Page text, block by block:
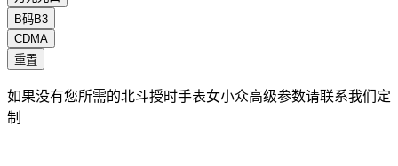
B码B3
CDMA
重置
如果没有您所需的北斗授时手表女小众高级参数请联系我们定
制